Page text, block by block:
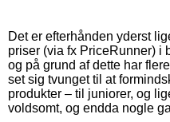
Det er efterhånden yderst
priser (via fx PriceRunner) i
og på grund af dette har
set sig tvunget til at
produkter – til juniorer, og
voldsomt, og endda nogle